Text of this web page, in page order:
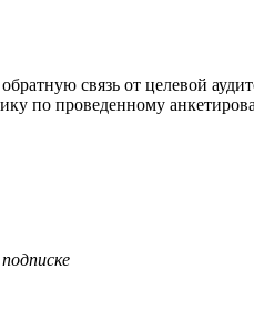
связь от целевой
по проведенному